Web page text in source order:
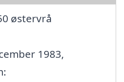
østervrå
1983,